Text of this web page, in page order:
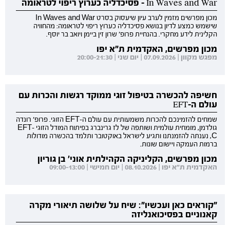
In Waves and War - פסיכדליה כערוץ ריפוי לטראומה
מכון מפרשים מזמין לערב עיון שיעסוק בסרט In Waves and War
שישמש כמצע לדיון בנושא פסיכדליה כערוץ ריפוי לטראומה: מהחוויה
הקלינית לידע מחקרי. בהנחיית פרופ' שרון זין ביימן ויואב בר יוסף.
מכון מפרשים, האקדמית ת"א יפו
מפגש מקוון | 07.09.2026 | יום שני | 20:00-21:30
חשיפה להכשרה בטיפול זוגי ממוקד רגשות והכרות עם
עולם ה-EFT
שמחים להזמינכם להכרות משמעותית עם עולם ה-EFT הזוגי. פרופ' רונדה
גולדמן, מומחית עולמית ושותפה של לז גרינברג בפיתוח המודל הזוגי EFT-
C, נענתה להזמנתנו ותגיע לישראל באוקטובר ותלמד בהכשרה מודולות
ברמות העמקה ויישום שונות.
מכון מפרשים, הקליניקה הקהילתית אוני' בן גוריון
האקדמית ת"א יפו | 08.10.2026 | יום חמישי | 09:00-13:00
"קוראים כאן ועכשיו": שיח על שלושה תיאורי מקרה
קאנוניים בפסיכואנליזה